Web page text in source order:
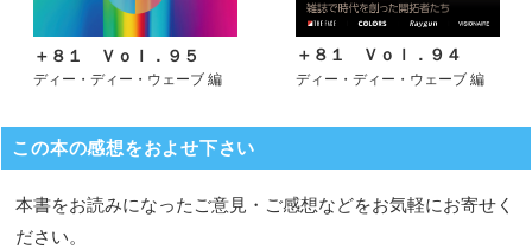
＋８１ Ｖｏｌ．９５
ディー・ディー・ウェーブ 編
＋８１ Ｖｏｌ．９４
ディー・ディー・ウェーブ 編
この本の感想をおよせ下さい
本書をお読みになったご意見・ご感想などをお気軽にお寄せく
ださい。